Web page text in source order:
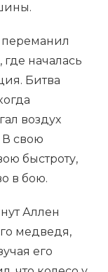
переманил
началась
Битва
воздух
свою
быстроту,
в бою.
Аллен
медведя,
его